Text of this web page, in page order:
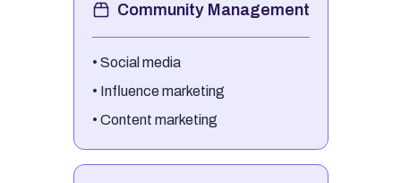
Community Management
• Social media
• Influence marketing
• Content marketing